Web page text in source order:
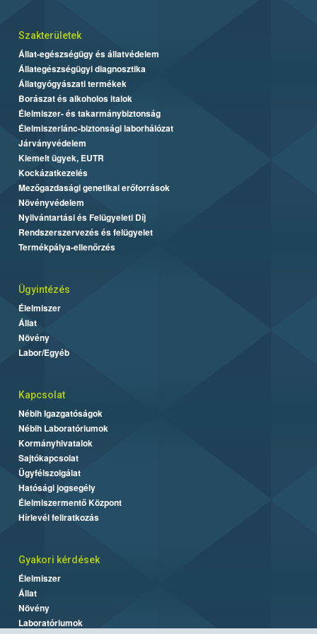
Szakterületek
Állat-egészségügy és állatvédelem
Állategészségügyi diagnosztika
Állatgyógyászati termékek
Borászat és alkoholos italok
Élelmiszer- és takarmánybiztonság
Élelmiszerlánc-biztonsági laborhálózat
Járványvédelem
Kiemelt ügyek, EUTR
Kockázatkezelés
Mezőgazdasági genetikai erőforrások
Növényvédelem
Nyilvántartási és Felügyeleti Díj
Rendszerszervezés és felügyelet
Termékpálya-ellenőrzés
Ügyintézés
Élelmiszer
Állat
Növény
Labor/Egyéb
Kapcsolat
Nébih Igazgatóságok
Nébih Laboratóriumok
Kormányhivatalok
Sajtókapcsolat
Ügyfélszolgálat
Hatósági jogsegély
Élelmiszermentő Központ
Hírlevél feliratkozás
Gyakori kérdések
Élelmiszer
Állat
Növény
Laboratóriumok